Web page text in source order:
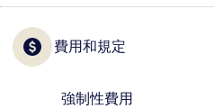
費用和規定
強制性費用